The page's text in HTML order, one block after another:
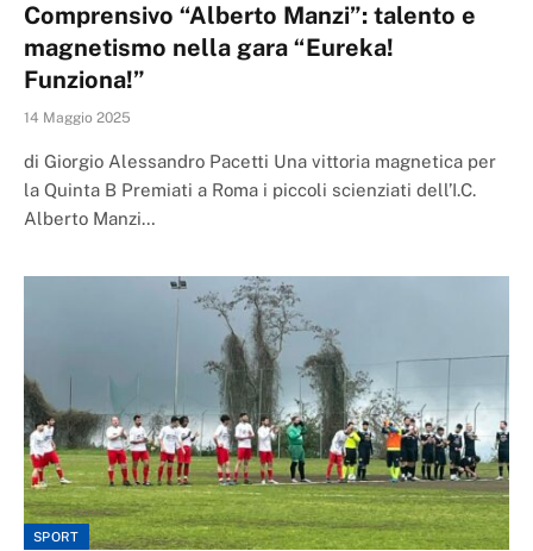
Comprensivo “Alberto Manzi”: talento e
magnetismo nella gara “Eureka!
Funziona!”
14 Maggio 2025
di Giorgio Alessandro Pacetti Una vittoria magnetica per
la Quinta B Premiati a Roma i piccoli scienziati dell’I.C.
Alberto Manzi…
SPORT